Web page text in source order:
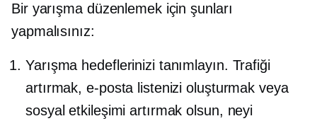
Bir yarışma düzenlemek için şunları
yapmalısınız:
Yarışma hedeflerinizi tanımlayın. Trafiği
artırmak, e-posta listenizi oluşturmak veya
sosyal etkileşimi artırmak olsun, neyi